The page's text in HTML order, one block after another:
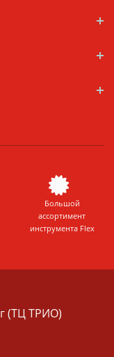
Большой
ассортимент
инструмента Flex
(ТЦ ТРИО)